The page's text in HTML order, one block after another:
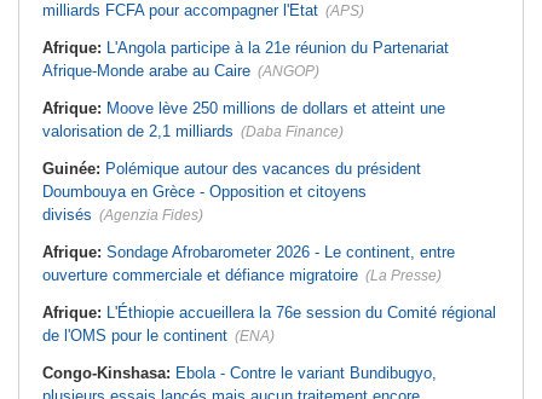
milliards FCFA pour accompagner l'Etat (APS)
Afrique: L'Angola participe à la 21e réunion du Partenariat
Afrique-Monde arabe au Caire (ANGOP)
Afrique: Moove lève 250 millions de dollars et atteint une
valorisation de 2,1 milliards (Daba Finance)
Guinée: Polémique autour des vacances du président
Doumbouya en Grèce - Opposition et citoyens
divisés (Agenzia Fides)
Afrique: Sondage Afrobarometer 2026 - Le continent, entre
ouverture commerciale et défiance migratoire (La Presse)
Afrique: L'Éthiopie accueillera la 76e session du Comité régional
de l'OMS pour le continent (ENA)
Congo-Kinshasa: Ebola - Contre le variant Bundibugyo,